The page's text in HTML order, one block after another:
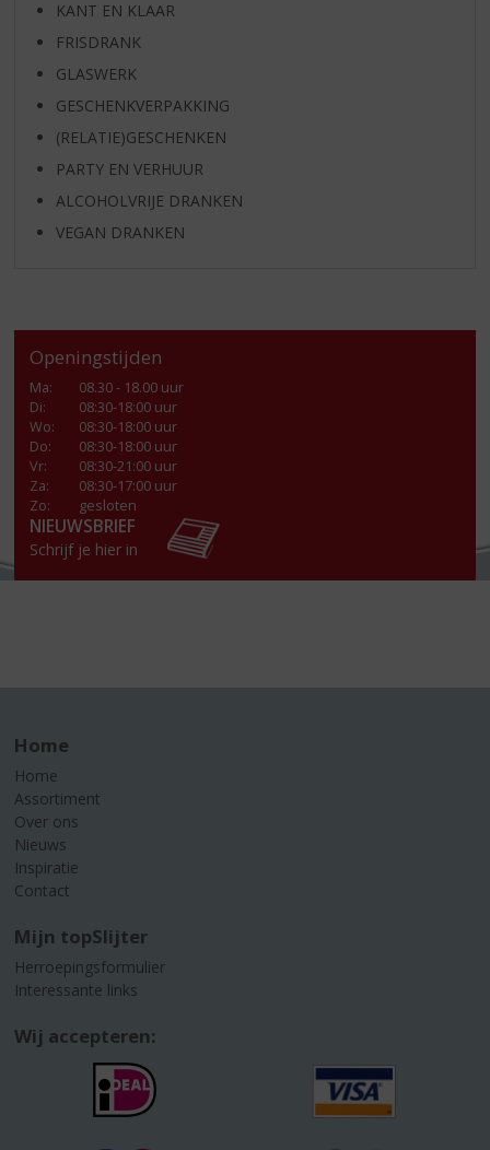
KANT EN KLAAR
FRISDRANK
GLASWERK
GESCHENKVERPAKKING
(RELATIE)GESCHENKEN
PARTY EN VERHUUR
ALCOHOLVRIJE DRANKEN
VEGAN DRANKEN
Openingstijden
Ma:
08.30 - 18.00 uur
Di:
08:30-18:00 uur
Wo:
08:30-18:00 uur
Do:
08:30-18:00 uur
Vr:
08:30-21:00 uur
Za:
08:30-17:00 uur
Zo:
gesloten
NIEUWSBRIEF
Schrijf je hier in
Home
Home
Assortiment
Over ons
Nieuws
Inspiratie
Contact
Mijn topSlijter
Herroepingsformulier
Interessante links
Wij accepteren: